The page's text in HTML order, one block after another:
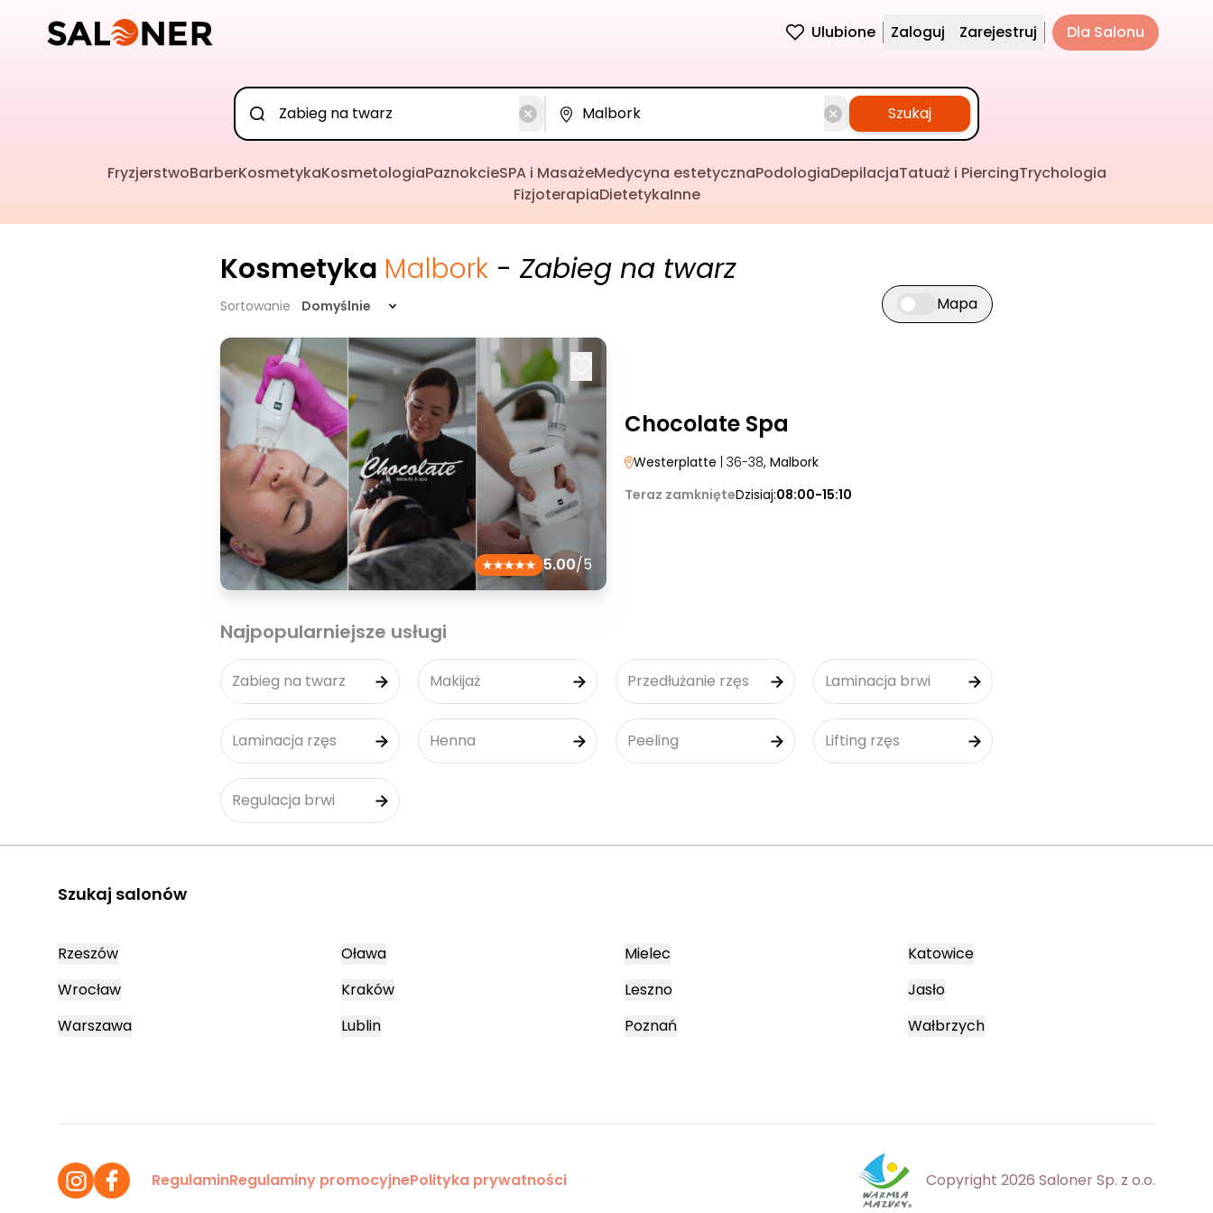
Ulubione Zaloguj Zarejestruj Dla Salonu
Szukaj
FryzjerstwoBarberKosmetykaKosmetologiaPaznokcieSPA i MasażeMedycyna estetycznaPodologiaDepilacjaTatuaż i PiercingTrychologia
FizjoterapiaDietetykaInne
Kosmetyka Malbork - Zabieg na twarz
Sortowanie Domyślnie Przełącz widok mapy
Mapa
5.00/5
Chocolate Spa
Westerplatte | 36-38, Malbork
Teraz zamknięteDzisiaj:08:00-15:10
Najpopularniejsze usługi
Zabieg na twarz Makijaż Przedłużanie rzęs Laminacja brwi
Laminacja rzęs Henna Peeling Lifting rzęs
Regulacja brwi
Szukaj salonów
Rzeszów
Wrocław
Warszawa
Oława
Kraków
Lublin
Mielec
Leszno
Poznań
Katowice
Jasło
Wałbrzych
RegulaminRegulaminy promocyjnePolityka prywatności Copyright 2026 Saloner Sp. z o.o.